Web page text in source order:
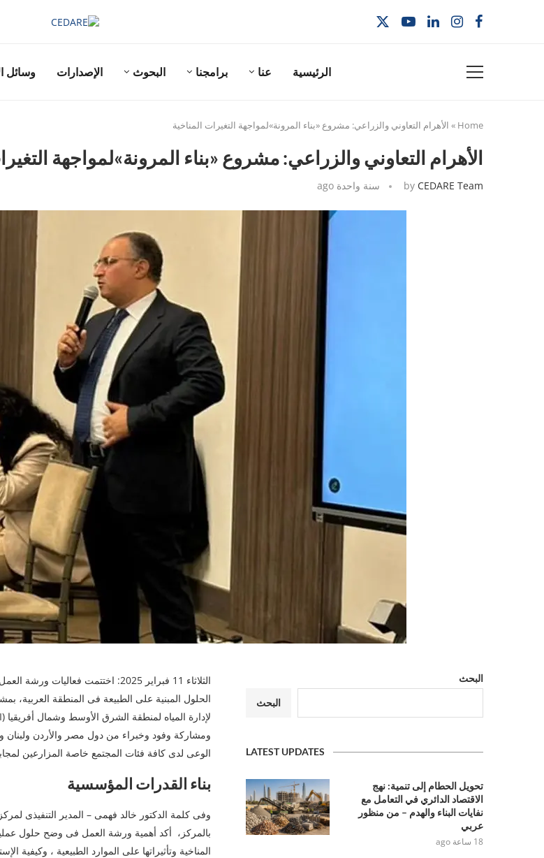
الرئيسية عنا برامجنا البحوث الإصدارات وسائل
Home
» الأهرام التعاوني والزراعي: مشروع «بناء المرونة»لمواجهة التغيرات المناخية
الأهرام التعاوني والزراعي: مشروع «بناء المرونة»لمواجهة
by CEDARE Team سنة واحدة ago
الثلاثاء 11 فبراير 2025: اختتمت
الحلول المبنية على الطبيعة فى المنطقة العربية،
ومشاركة وفود وخبراء من دول مصر والأردن ولبنان
الوعى لدى كافة فئات المجتمع خاصة المزارعين
بناء القدرات المؤسسية
وفى كلمة الدكتور خالد فهمى – المدير التنفيذى
بالمركز، أكد أهمية ورشة العمل فى وضح حلول عملية
المناخية وتأثيراتها على الموارد الطبيعية ، وكيفية
البحث
البحث
LATEST UPDATES
تحويل الحطام إلى تنمية: نهج
الاقتصاد الدائري في التعامل مع
نفايات البناء والهدم – من منظور
عربي
18 ساعة ago